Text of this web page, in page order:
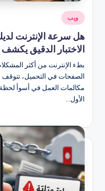
نُشر
في
ويب
هل سرعة الإنترنت
الاختبار الدقيق يكشف
بطء الإنترنت من أكثر
الصفحات في التحميل، تتوقف
مكالمات العمل في أسوأ لحظة
الأول…